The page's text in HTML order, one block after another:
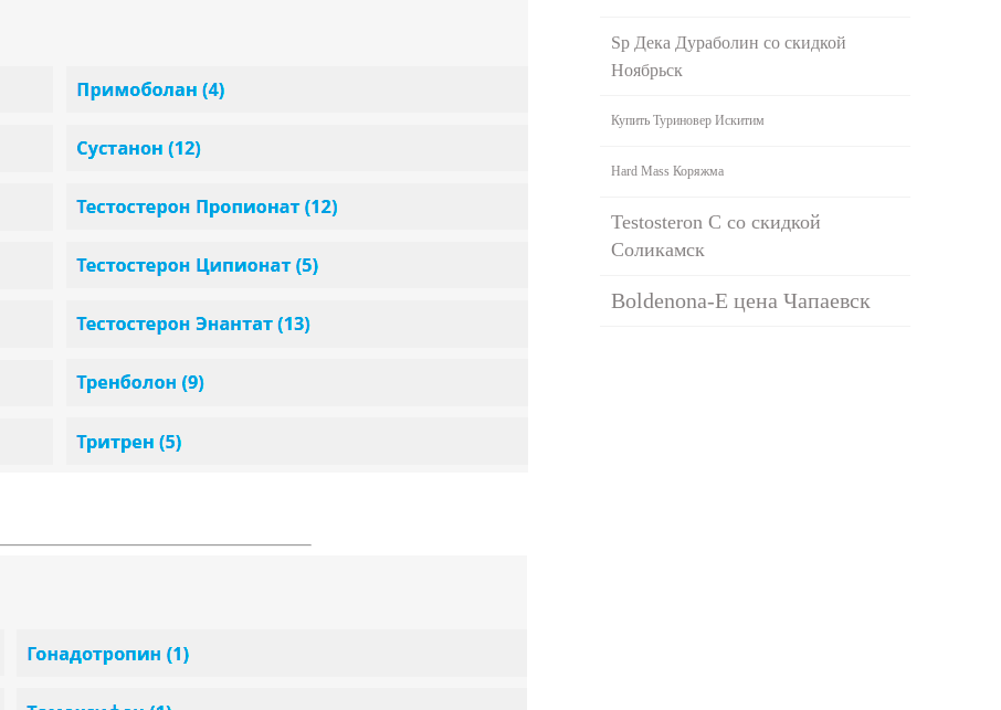
Sp Дека Дураболин со скидкой
Ноябрьск
Купить Туриновер Искитим
Hard Mass Коряжма
Testosteron C со скидкой
Соликамск
Boldenona-E цена Чапаевск